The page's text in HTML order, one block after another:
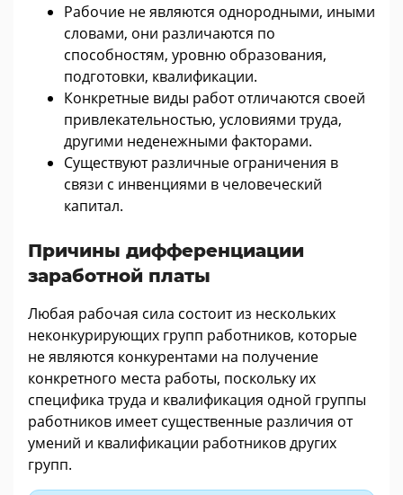
Рабочие не являются однородными, иными
словами, они различаются по
способностям, уровню образования,
подготовки, квалификации.
Конкретные виды работ отличаются своей
привлекательностью, условиями труда,
другими неденежными факторами.
Существуют различные ограничения в
связи с инвенциями в человеческий
капитал.
Причины дифференциации
заработной платы
Любая рабочая сила состоит из нескольких
неконкурирующих групп работников, которые
не являются конкурентами на получение
конкретного места работы, поскольку их
специфика труда и квалификация одной группы
работников имеет существенные различия от
умений и квалификации работников других
групп.